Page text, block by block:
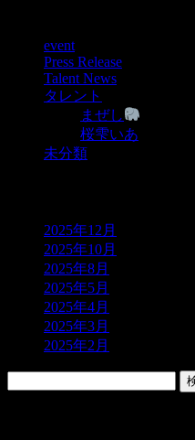
event
Press Release
Talent News
タレント
まぜし
桜雫いあ
未分類
2025年12月
2025年10月
2025年8月
2025年5月
2025年4月
2025年3月
2025年2月